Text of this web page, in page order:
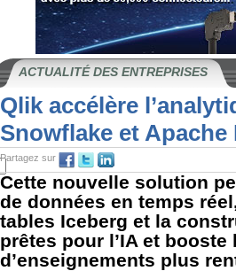
ACTUALITÉ DES ENTREPRISES
Qlik accélère
Snowflake et Apache
Partagez sur
Cette nouvelle solution
de données en temps
tables Iceberg et la
prêtes pour l’IA et booste
d’enseignements plus